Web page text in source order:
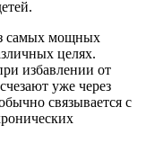
самых мощных
целях.
избавлении от
уже через
связывается с